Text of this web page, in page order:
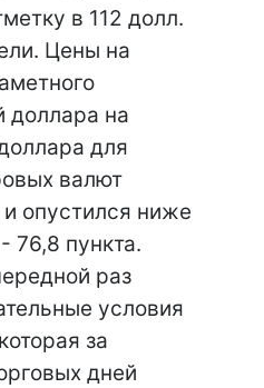
в 112 долл.
Цены на
доллара на
для
валют
опустился ниже
76,8 пункта.
раз
условия
за
дней